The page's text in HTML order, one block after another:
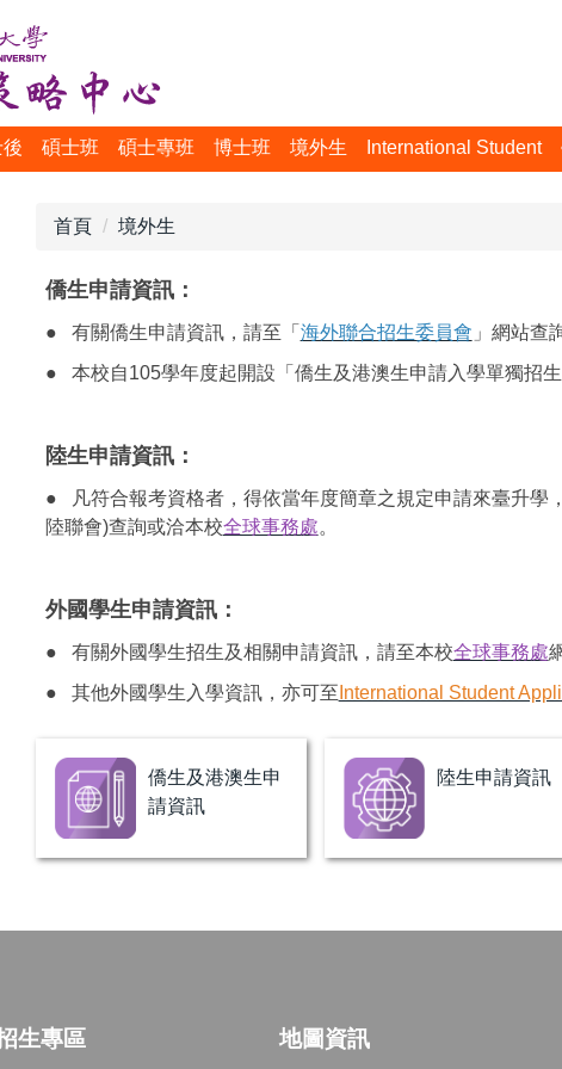
碩士班 碩士專班 博士班 境外生 International Student
首頁 境外生
僑生申請資訊：
● 有關僑生申請資訊，請至「 海外聯合招生委員會 」網站查
● 本校自105學年度起開設「僑生及港澳生申請入學單獨招
陸生申請資訊：
● 凡符合報考資格者，得依當年度簡章之規定申請來臺升學
陸聯會)查詢或洽本校全球事務處。
外國學生申請資訊：
● 有關外國學生招生及相關申請資訊，請至本校全球事務處
● 其他外國學生入學資訊，亦可至 International Student
僑生及港澳生申
請資訊
陸生申請資訊
生專區 地圖資訊